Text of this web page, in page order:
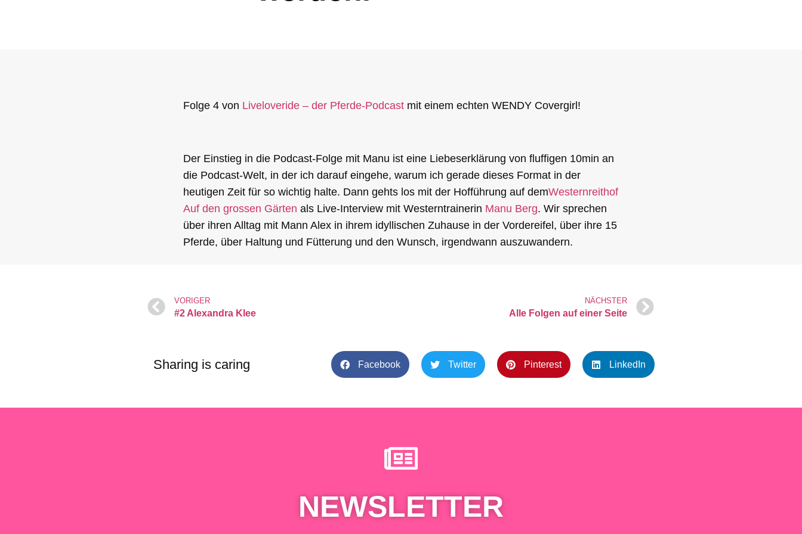
Folge 4 von Liveloveride – der Pferde-Podcast mit einem echten WENDY Covergirl!
Der Einstieg in die Podcast-Folge mit Manu ist eine Liebeserklärung von fluffigen 10min an
die Podcast-Welt, in der ich darauf eingehe, warum ich gerade dieses Format in der
heutigen Zeit für so wichtig halte. Dann gehts los mit der Hofführung auf demWesternreithof
Auf den grossen Gärten als Live-Interview mit Westerntrainerin Manu Berg. Wir sprechen
über ihren Alltag mit Mann Alex in ihrem idyllischen Zuhause in der Vordereifel, über ihre 15
Pferde, über Haltung und Fütterung und den Wunsch, irgendwann auszuwandern.
VORIGER
#2 Alexandra Klee
NÄCHSTER
Alle Folgen auf einer Seite
Sharing is caring Facebook Twitter Pinterest LinkedIn
NEWSLETTER